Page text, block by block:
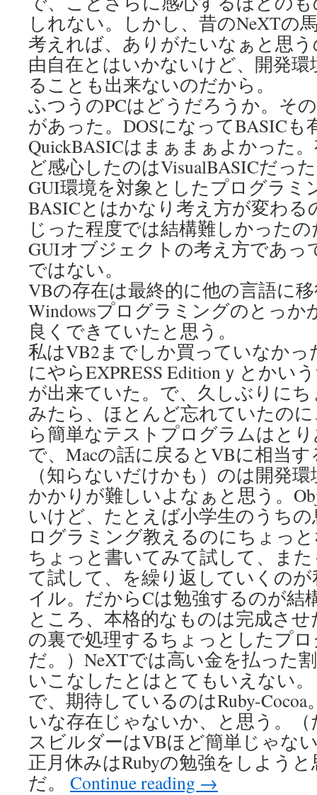
しれない。しかし、昔のNeXTの
考えれば、ありがたいなぁと思
由自在とはいかないけど、開発
ることも出来ないのだから。
ふつうのPCはどうだろうか。そ
があった。DOSになってBASICも
QuickBASICはまぁまぁよかった
ど感心したのはVisualBASICだっ
GUI環境を対象としたプログラミ
BASICとはかなり考え方が変わる
じった程度では結構難しかった
GUIオブジェクトの考え方であっ
ではない。
VBの存在は最終的に他の言語に
Windowsプログラミングのとっ
良くできていたと思う。
私はVB2までしか買っていなか
にやらEXPRESS Editionｙとかい
が出来ていた。で、久しぶりに
みたら、ほとんど忘れていたの
ら簡単なテストプログラムはと
で、Macの話に戻るとVBに相当
（知らないだけかも）のは開発
かかりが難しいよなぁと思う。
いけど、たとえば小学生のうち
ログラミング教えるのにちょっ
ちょっと書いてみて試して、ま
て試して、を繰り返していくの
イル。だからCは勉強するのが結
ところ、本格的なものは完成させ
の裏で処理するちょっとしたプ
だ。）NeXTでは高い金を払った
いこなしたとはとてもいえない。
で、期待しているのはRuby-
いな存在じゃないか、と思う。
スビルダーはVBほど簡単じゃな
正月休みはRubyの勉強をしよう
だ。 Continue reading →